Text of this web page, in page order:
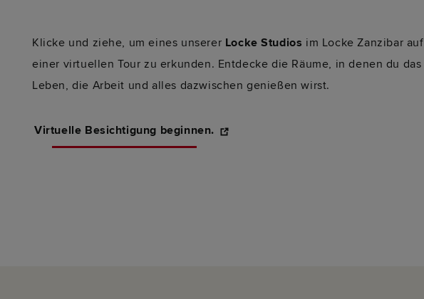
Klicke und ziehe, um eines unserer Locke Studios im Locke Zanzibar auf
einer virtuellen Tour zu erkunden. Entdecke die Räume, in denen du das
Leben, die Arbeit und alles dazwischen genießen wirst.
Virtuelle Besichtigung beginnen.